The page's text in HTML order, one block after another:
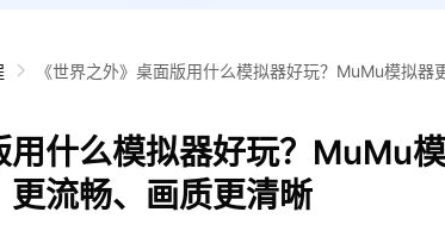
《世界之外》桌面版用什么模拟器好玩？MuMu模拟
用什么模拟器好玩？MuMu
流畅、画质更清晰